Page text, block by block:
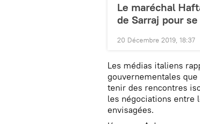
Le maréchal
de Sarraj pour
20 Décembre 2019, 18:37
Les médias italiens
gouvernementales
tenir des rencontres
les négociations entre
envisagées.